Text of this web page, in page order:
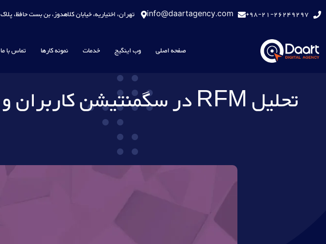
98-21-26249297+
info@daartagency.com تهران، اختیاریه، خیابان کلاهدوز، بن بست حافظ، پلاک ۱، طبقه ۳ ، واحد ۱
صفحه اصلی وب اینگیج خدمات نمونه کارها تماس با ما
تحلیل RFM در سگمنتیشن کاربران و اجرای کمپین‌های هدفمند